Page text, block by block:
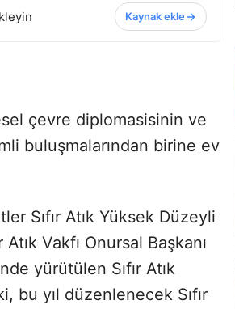
Kaynak ekle
çevre diplomasisinin ve
buluşmalarından birine ev
Sıfır Atık Yüksek Düzeyli
Vakfı Onursal Başkanı
yürütülen Sıfır Atık
bu yıl düzenlenecek Sıfır